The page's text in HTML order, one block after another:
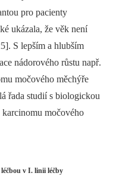
pro pacienty
ukázala, že věk není
S lepším a hlubším
nádorového růstu např.
močového měchýře
řada studií s biologickou
močo­vého
v I. linii léčby